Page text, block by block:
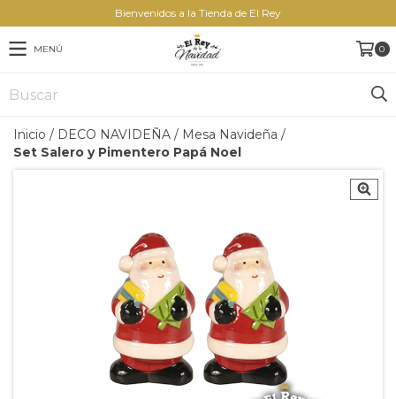
Bienvenidos a la Tienda de El Rey
MENÚ 0
Inicio / DECO NAVIDEÑA / Mesa Navideña /
Set Salero y Pimentero Papá Noel